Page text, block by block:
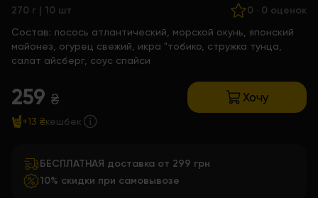
270 г | 10 шт 0 · 0 оценок
Состав: лосось атлантический, морской окунь, японский
майонез, огурец свежий, икра "тобико, стружка тунца,
салат айсберг, соус спайси
259 ₴ Хочу
+13 ₴кешбек
БЕСПЛАТНАЯ доставка от 299 грн
10% скидки при самовывозе